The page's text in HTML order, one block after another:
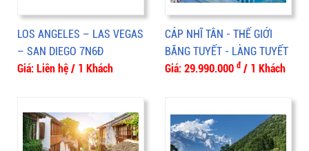
LOS ANGELES – LAS VEGAS
– SAN DIEGO 7N6Đ
Giá: Liên hệ / 1 Khách
CÁP NHĨ TÂN - THẾ GIỚI
BĂNG TUYẾT - LÀNG TUYẾT
HƯƠNG 5N4Đ
Giá: 29.990.000 đ / 1 Khách